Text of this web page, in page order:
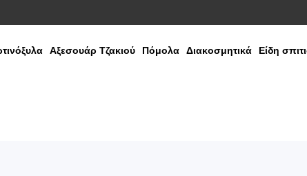
Αξεσουάρ Τζακιού Πόμολα Διακοσμητικά Είδη